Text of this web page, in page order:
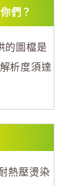
們？
的圖檔是
析度須達
熱壓燙染